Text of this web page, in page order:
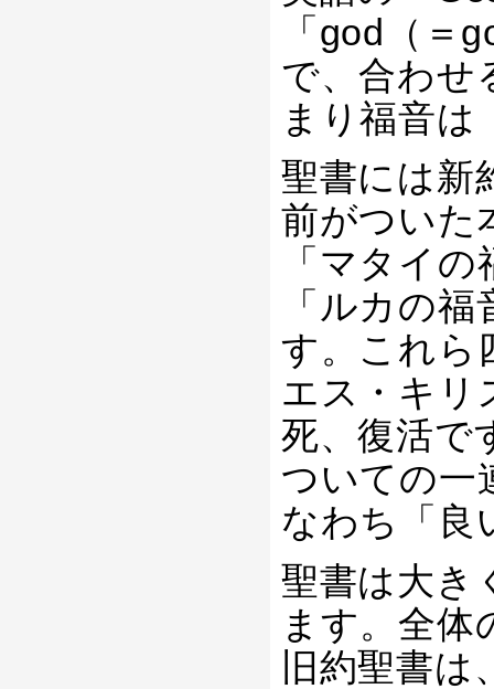
「god（＝
で、合わせ
まり福音は
聖書には新
前がついた
「マタイ
「ルカの
す。これら
エス・キリ
死、復活で
ついての一
なわち「良
聖書は大き
ます。全体
旧約聖書